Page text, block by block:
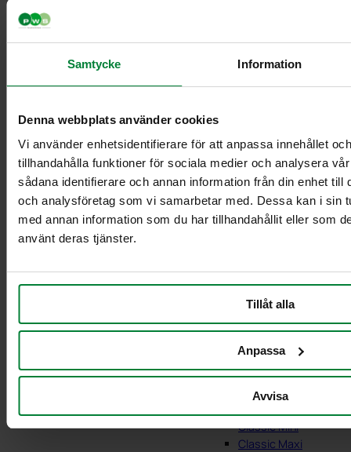
Samtycke Information
Denna webbplats använder cookies
Vi använder enhetsidentifierare för att anpassa innehållet
tillhandahålla funktioner för sociala medier och analysera
sådana identifierare och annan information från din enhet till
och analysföretag som vi samarbetar med. Dessa kan i sin
med annan information som du har tillhandahållit eller som
använt deras tjänster.
Tillåt alla
Anpassa
Avvisa
Säkinpidike 240 L
pehmeää muovia
pidike – käytetään
yhdessä
säkkitelineen
kanssa
Säkinpidike 240 L,
Classic Mini
Classic Maxi